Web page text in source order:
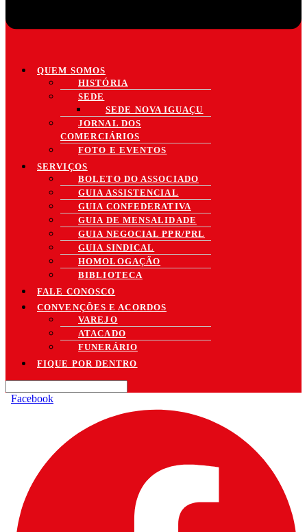
QUEM SOMOS
HISTÓRIA
SEDE
SEDE NOVA IGUAÇU
JORNAL DOS
COMERCIÁRIOS
FOTO E EVENTOS
SERVIÇOS
BOLETO DO ASSOCIADO
GUIA ASSISTENCIAL
GUIA CONFEDERATIVA
GUIA DE MENSALIDADE
GUIA NEGOCIAL PPR/PRL
GUIA SINDICAL
HOMOLOGAÇÃO
BIBLIOTECA
FALE CONOSCO
CONVENÇÕES E ACORDOS
VAREJO
ATACADO
FUNERÁRIO
FIQUE POR DENTRO
Facebook